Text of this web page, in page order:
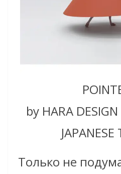
by HARA
JAPANESE
Только не